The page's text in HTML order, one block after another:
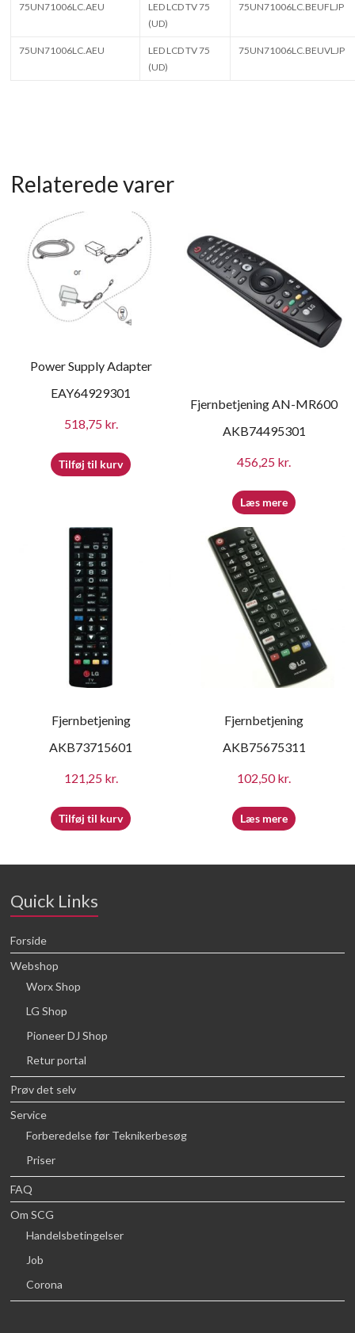
75UN71006LC.AEU
LED LCD TV 75
(UD)
75UN71006LC.BEUFLJP
75UN71006LC.AEU
LED LCD TV 75
(UD)
75UN71006LC.BEUVLJP
Relaterede varer
Power Supply Adapter
EAY64929301
518,75 kr.
Tilføj til kurv
Fjernbetjening AN-MR600
AKB74495301
456,25 kr.
Læs mere
Fjernbetjening
AKB73715601
121,25 kr.
Tilføj til kurv
Fjernbetjening
AKB75675311
102,50kr.
Læs mere
Quick Links
Forside
Webshop
Worx Shop
LG Shop
Pioneer DJ Shop
Retur portal
Prøv det selv
Service
Forberedelse før Teknikerbesøg
Priser
FAQ
Om SCG
Handelsbetingelser
Job
Corona